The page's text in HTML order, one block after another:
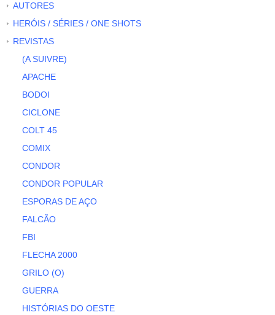
AUTORES
HERÓIS / SÉRIES / ONE SHOTS
REVISTAS
(A SUIVRE)
APACHE
BODOI
CICLONE
COLT 45
COMIX
CONDOR
CONDOR POPULAR
ESPORAS DE AÇO
FALCÃO
FBI
FLECHA 2000
GRILO (O)
GUERRA
HISTÓRIAS DO OESTE